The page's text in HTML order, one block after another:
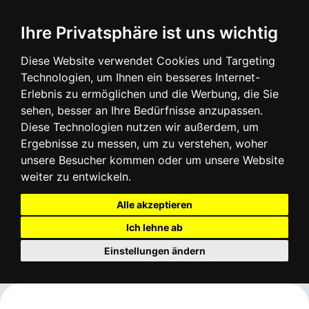
Ihre Privatsphäre ist uns wichtig
Diese Website verwendet Cookies und Targeting
Technologien, um Ihnen ein besseres Internet-
Erlebnis zu ermöglichen und die Werbung, die Sie
sehen, besser an Ihre Bedürfnisse anzupassen.
Diese Technologien nutzen wir außerdem, um
Ergebnisse zu messen, um zu verstehen, woher
unsere Besucher kommen oder um unsere Website
weiter zu entwickeln.
Alle akzeptieren
Ich lehne ab
Einstellungen ändern